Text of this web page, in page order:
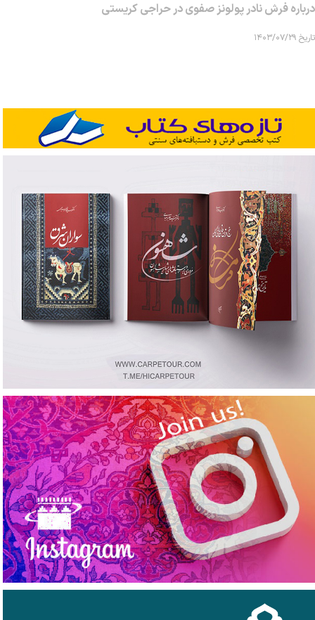
درباره فرش نادر پولونز صفوی در حراجی کریستی
تاریخ ۱۴۰۳/۰۷/۲۹